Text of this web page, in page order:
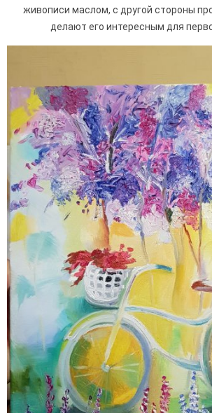
живописи маслом, с другой стороны
делают его интересным для